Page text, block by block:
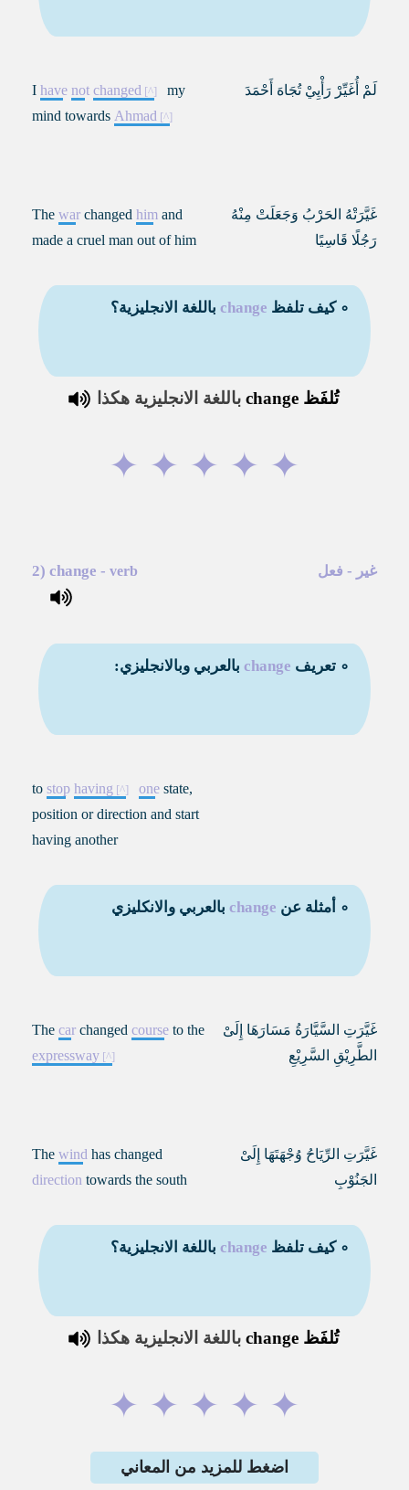
لَمْ أُغَيِّرْ رَأْيِيْ تُجَاهَ أَحْمَدَ I have not changed
my
mind towards Ahmad
غَيَّرَتْهُ الحَرْبُ وَجَعَلَتْ مِنْهُ
رَجُلًا قَاسِيًا
The war changed him and
made a cruel man out of him
∘ كيف تلفظ change باللغة الانجليزية؟
تُلفَظ change باللغة الانجليزية هكذا
✦
✦
✦
✦
✦
غير - فعل 2) change - verb
∘ تعريف change بالعربي وبالانجليزي:
to stop having one state,
position or direction and start
having another
∘ أمثلة عن change بالعربي والانكليزي
غَيَّرَتِ السَّيَّارَةُ مَسَارَهَا إِلَىْ
الطَّرِيْقِ السَّرِيْعِ
The car changed course to the
expressway
غَيَّرَتِ الرِّيَاحُ وُجْهَتَهَا إِلَىْ
الجَنُوْبِ
The wind has changed
direction towards the south
∘ كيف تلفظ change باللغة الانجليزية؟
تُلفَظ changeباللغة الانجليزية هكذا
✦
✦
✦
✦
✦
اضغط للمزيد من المعاني